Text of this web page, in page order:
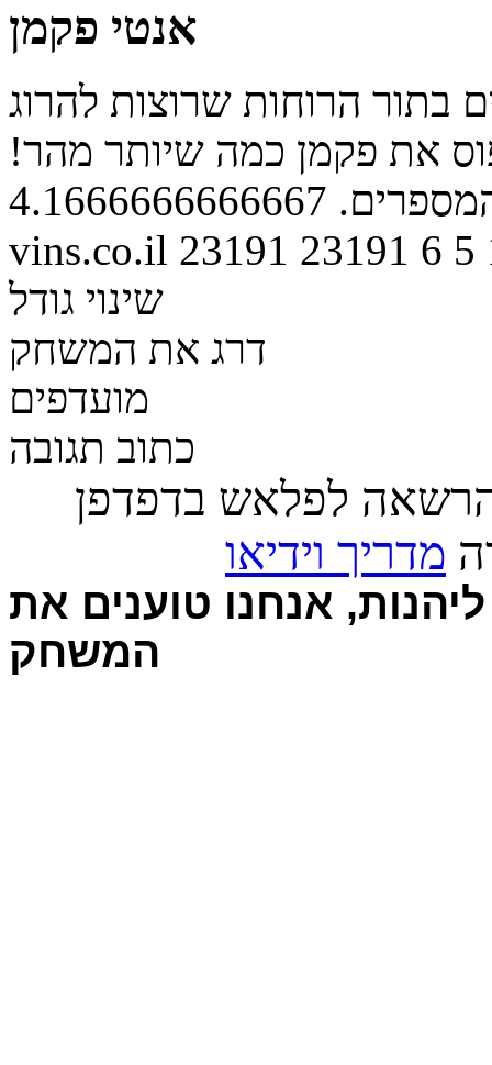
אנטי פקמן
הרוחות שרוצות להרוג
את פקמן כמה שיותר מהר!
4.1666666666667
vins.co.il 23191 23191 6 5
שינוי גודל
דרג את המשחק
מועדפים
כתוב תגובה
לפלאש בדפדפן
מדריך וידיאו
אנחנו טוענים את
המשחק